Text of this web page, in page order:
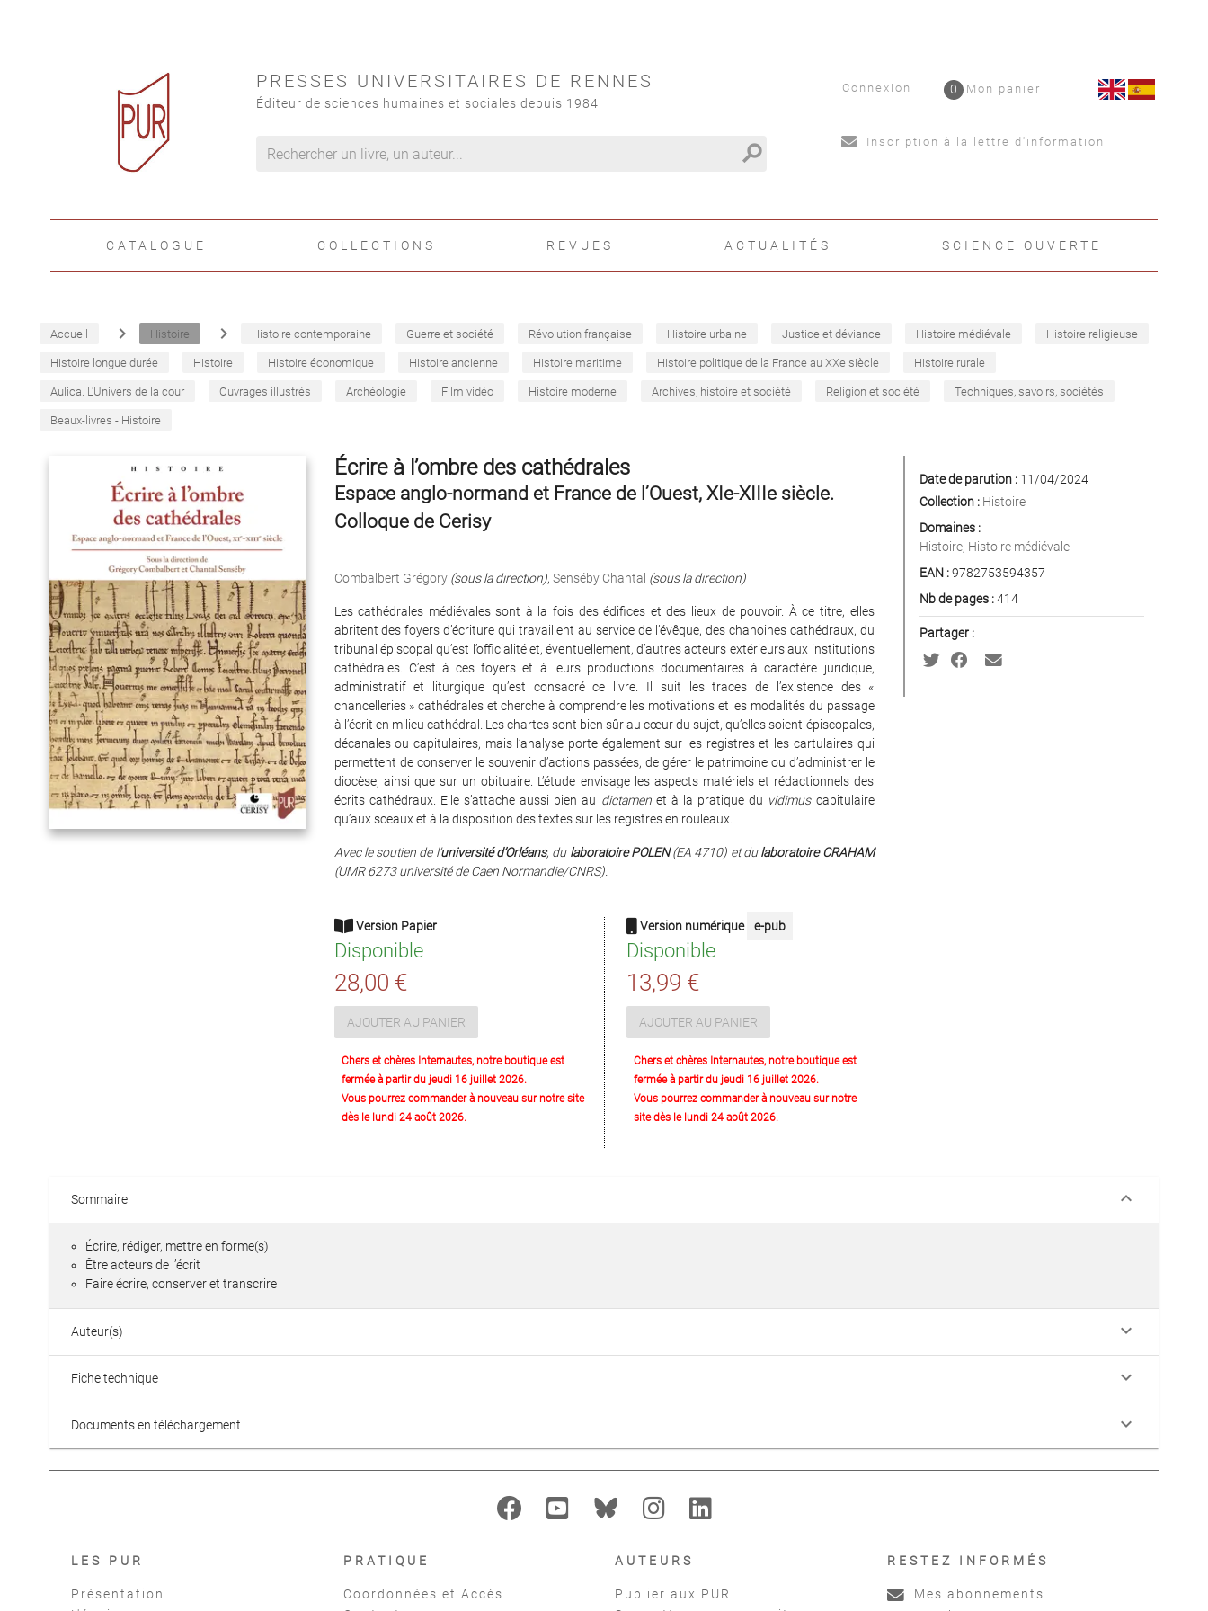
PRESSES UNIVERSITAIRES DE RENNES
Éditeur de sciences humaines et sociales depuis 1984
search
Connexion Mon panier
0
Inscription à la lettre d'information
CATALOGUE COLLECTIONS REVUES ACTUALITÉS SCIENCE OUVERTE
Accueil navigate_next Histoire navigate_next Histoire contemporaine Guerre et société Révolution française Histoire urbaine Justice et déviance Histoire médiévale Histoire religieuse
Histoire longue durée Histoire Histoire économique Histoire ancienne Histoire maritime Histoire politique de la France au XXe siècle Histoire rurale
Aulica. L'Univers de la cour Ouvrages illustrés Archéologie Film vidéo Histoire moderne Archives, histoire et société Religion et société Techniques, savoirs, sociétés
Beaux-livres - Histoire
Écrire à l’ombre des cathédrales
Espace anglo-normand et France de l’Ouest, XIe-XIIIe siècle.
Colloque de Cerisy
Combalbert Grégory (sous la direction), Senséby Chantal (sous la direction)
Les cathédrales médiévales sont à la fois des édifices et des lieux de pouvoir. À ce titre, elles
abritent des foyers d’écriture qui travaillent au service de l’évêque, des chanoines cathédraux, du
tribunal épiscopal qu’est l’officialité et, éventuellement, d’autres acteurs extérieurs aux institutions
cathédrales. C’est à ces foyers et à leurs productions documentaires à caractère juridique,
administratif et liturgique qu’est consacré ce livre. Il suit les traces de l’existence des «
chancelleries » cathédrales et cherche à comprendre les motivations et les modalités du passage
à l’écrit en milieu cathédral. Les chartes sont bien sûr au cœur du sujet, qu’elles soient épiscopales,
décanales ou capitulaires, mais l’analyse porte également sur les registres et les cartulaires qui
permettent de conserver le souvenir d’actions passées, de gérer le patrimoine ou d’administrer le
diocèse, ainsi que sur un obituaire. L’étude envisage les aspects matériels et rédactionnels des
écrits cathédraux. Elle s’attache aussi bien au dictamenet à la pratique du vidimuscapitulaire
qu’aux sceaux et à la disposition des textes sur les registres en rouleaux.
Avec le soutien de l’université d’Orléans, du laboratoire POLEN(EA 4710) et dulaboratoire CRAHAM
(UMR 6273 université de Caen Normandie/CNRS).
Version Papier
Disponible
28,00 €
AJOUTER AU PANIER
Chers et chères Internautes, notre boutique est
fermée à partir du jeudi 16 juillet 2026.
Vous pourrez commander à nouveau sur notre site
dès le lundi 24 août 2026.
Version numérique e-pub
Disponible
13,99 €
AJOUTER AU PANIER
Chers et chères Internautes, notre boutique est
fermée à partir du jeudi 16 juillet 2026.
Vous pourrez commander à nouveau sur notre
site dès le lundi 24 août 2026.
Date de parution :11/04/2024
Collection : Histoire
Domaines :
Histoire, Histoire médiévale
EAN :9782753594357
Nb de pages :414
Partager :
Sommaire keyboard_arrow_down
Écrire, rédiger, mettre en forme(s)
Être acteurs de l’écrit
Faire écrire, conserver et transcrire
Auteur(s) keyboard_arrow_down
Fiche technique keyboard_arrow_down
Documents en téléchargement keyboard_arrow_down
LES PUR
Présentation
PRATIQUE
Coordonnées et Accès
AUTEURS
Publier aux PUR
RESTEZ INFORMÉS
Mes abonnements